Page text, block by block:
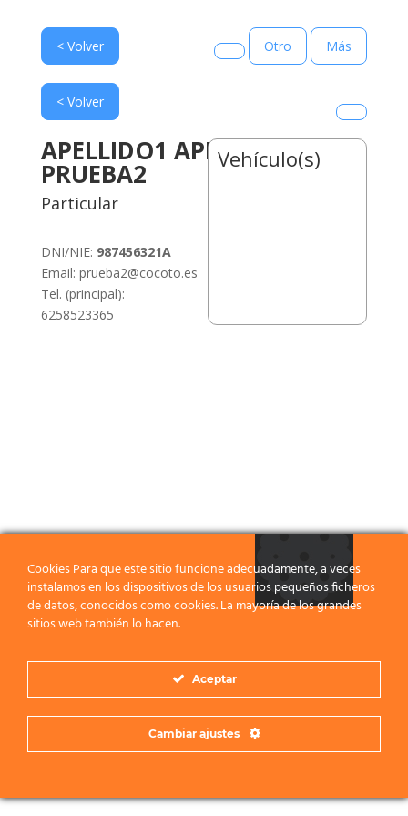
< Volver Otro Más
< Volver
APELLIDO1 APELLIDO2,
PRUEBA2
Particular
DNI/NIE: 987456321A
Email: prueba2@cocoto.es
Tel. (principal):
6258523365
Vehículo(s)
Cookies Para que este sitio funcione adecuadamente, a veces
instalamos en los dispositivos de los usuarios pequeños ficheros
de datos, conocidos como cookies. La mayoría de los grandes
sitios web también lo hacen.
Aceptar
Cambiar ajustes